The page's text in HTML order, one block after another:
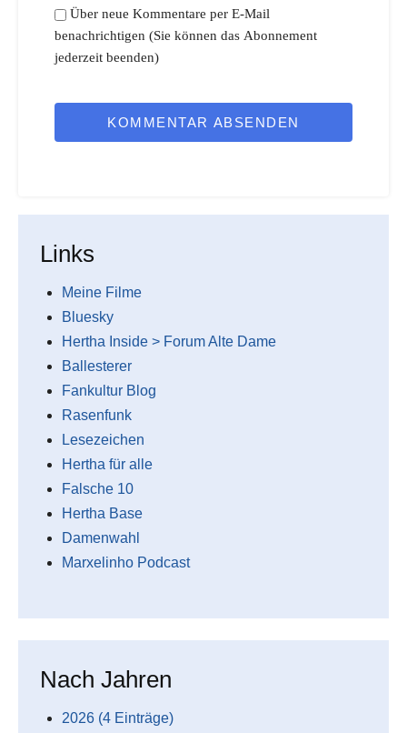
Über neue Kommentare per E-Mail
benachrichtigen (Sie können das Abonnement
jederzeit beenden)
KOMMENTAR ABSENDEN
Links
Meine Filme
Bluesky
Hertha Inside > Forum Alte Dame
Ballesterer
Fankultur Blog
Rasenfunk
Lesezeichen
Hertha für alle
Falsche 10
Hertha Base
Damenwahl
Marxelinho Podcast
Nach Jahren
2026 (4 Einträge)